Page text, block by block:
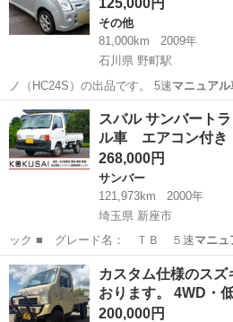
125,000円
その他
81,000km
2009年
石川県 野町駅
ノ（HC24S）の出品です。 5速マニュアル
在ではなか…
石川 金沢市 野町駅 その他
スバル サンバート
ル車 エアコン付
268,000円
サンバー
121,973km
2000年
埼玉県 新座市
ック ■ グレード名： ＴＢ ５速マニュ
ＴＣ付き 運転席…
埼玉 新座市 サンバー
カスタム仕様のス
おります。
200,000円